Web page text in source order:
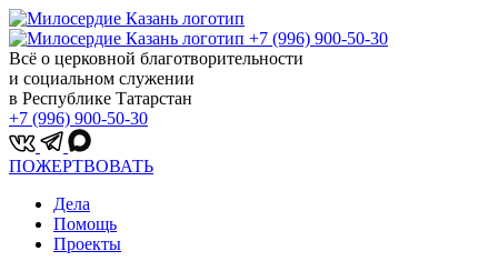
+7 (996) 900-50-30
Всё о церковной благотворительности
и социальном служении
в Республике Татарстан
+7 (996) 900-50-30
ПОЖЕРТВОВАТЬ
Дела
Помощь
Проекты